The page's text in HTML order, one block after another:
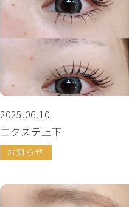
2025.06.10
エクステ上下
お知らせ